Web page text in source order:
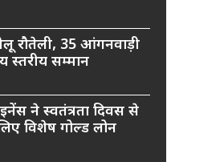
रौतेली, 35 आंगनवाड़ी
स्तरीय सम्मान
ने स्वतंत्रता दिवस से
विशेष गोल्ड लोन